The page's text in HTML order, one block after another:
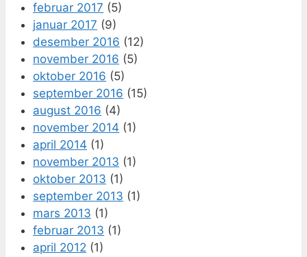
februar 2017 (5)
januar 2017 (9)
desember 2016 (12)
november 2016 (5)
oktober 2016 (5)
september 2016 (15)
august 2016 (4)
november 2014 (1)
april 2014 (1)
november 2013 (1)
oktober 2013 (1)
september 2013 (1)
mars 2013 (1)
februar 2013 (1)
april 2012 (1)